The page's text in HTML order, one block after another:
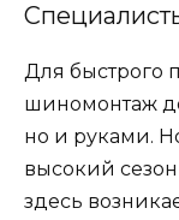
Для быстрого
шиномонтаж
но и руками.
высокий
здесь